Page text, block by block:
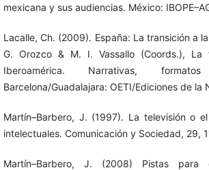
mexicana y sus audiencias. México:
Lacalle, Ch. (2009). España: La transición a
G. Orozco & M. I. Vassallo (Coords.), La
Iberoamérica. Narrativas,
Barcelona/Guadalajara: OETI/Ediciones de la
Martín–Barbero, J. (1997). La televisión o
intelectuales. Comunicación y Sociedad, 29,
Martín–Barbero, J. (2008) Pistas para